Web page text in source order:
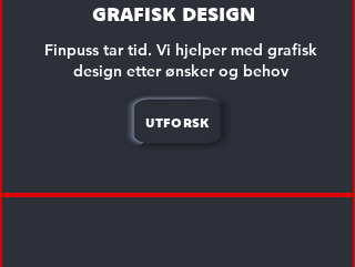
om oss
grafisk design
Finpuss tar tid. Vi hjelper med grafisk
design etter ønsker og behov
utforsk